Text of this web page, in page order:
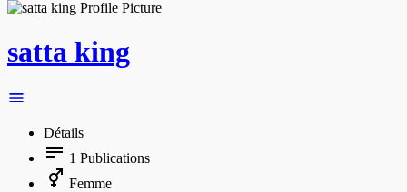
satta king
Détails
1 Publications
Femme